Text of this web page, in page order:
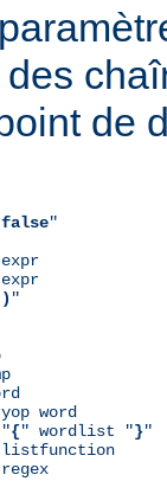
de
false"
) "
word
{" wordlist "}"